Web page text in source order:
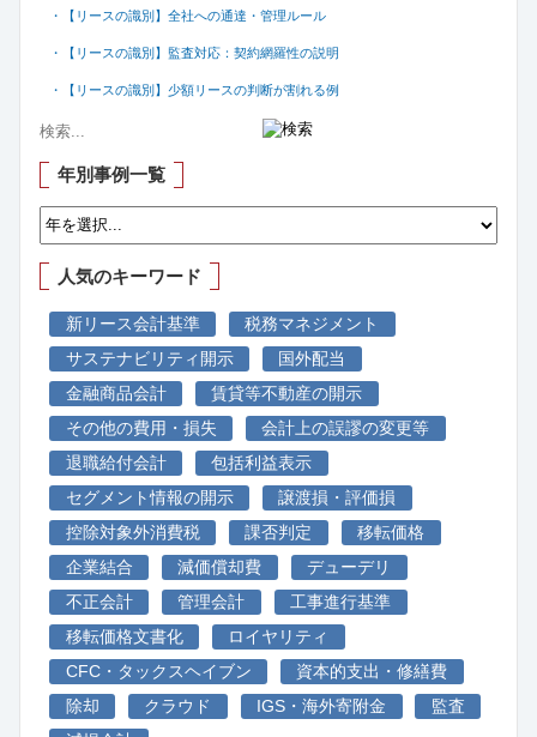
・【リースの識別】全社への通達・管理ルール
・【リースの識別】監査対応：契約網羅性の説明
・【リースの識別】少額リースの判断が割れる例
年別事例一覧
人気のキーワード
新リース会計基準
税務マネジメント
サステナビリティ開示
国外配当
金融商品会計
賃貸等不動産の開示
その他の費用・損失
会計上の誤謬の変更等
退職給付会計
包括利益表示
セグメント情報の開示
譲渡損・評価損
控除対象外消費税
課否判定
移転価格
企業結合
減価償却費
デューデリ
不正会計
管理会計
工事進行基準
移転価格文書化
ロイヤリティ
CFC・タックスヘイブン
資本的支出・修繕費
除却
クラウド IGS・海外寄附金
監査